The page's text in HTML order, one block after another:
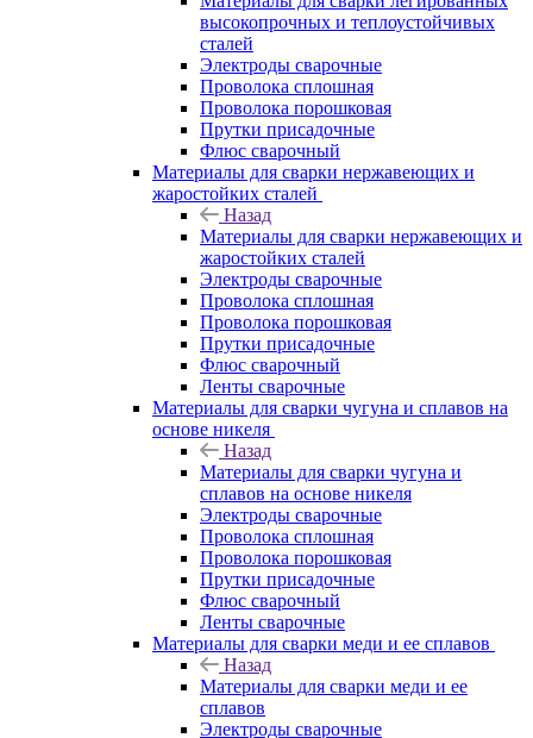
высокопрочных и теплоустойчивых
сталей
Электроды сварочные
Проволока сплошная
Проволока порошковая
Прутки присадочные
Флюс сварочный
Материалы для сварки нержавеющих и
жаростойких сталей
Назад
Материалы для сварки нержавеющих и
жаростойких сталей
Электроды сварочные
Проволока сплошная
Проволока порошковая
Прутки присадочные
Флюс сварочный
Ленты сварочные
Материалы для сварки чугуна и сплавов на
основе никеля
Назад
Материалы для сварки чугуна и
сплавов на основе никеля
Электроды сварочные
Проволока сплошная
Проволока порошковая
Прутки присадочные
Флюс сварочный
Ленты сварочные
Материалы для сварки меди и ее сплавов
Назад
Материалы для сварки меди и ее
сплавов
Электроды сварочные